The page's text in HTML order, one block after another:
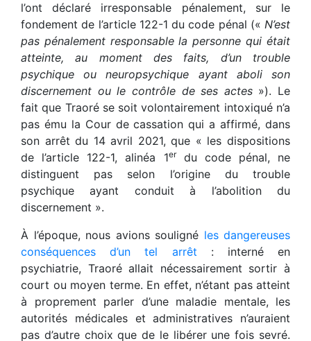
l’ont déclaré irresponsable pénalement, sur le
fondement de l’article 122-1 du code pénal (« N’est
pas pénalement responsable la personne qui était
atteinte, au moment des faits, d’un trouble
psychique ou neuropsychique ayant aboli son
discernement ou le contrôle de ses actes»). Le
fait que Traoré se soit volontairement intoxiqué n’a
pas ému la Cour de cassation qui a affirmé, dans
son arrêt du 14 avril 2021, que « les dispositions
de l’article 122-1, alinéa 1erdu code pénal, ne
distinguent pas selon l’origine du trouble
psychique ayant conduit à l’abolition du
discernement ».
À l’époque, nous avions souligné les dangereuses
conséquences d’un tel arrêt : interné en
psychiatrie, Traoré allait nécessairement sortir à
court ou moyen terme. En effet, n’étant pas atteint
à proprement parler d’une maladie mentale, les
autorités médicales et administratives n’auraient
pas d’autre choix que de le libérer une fois sevré.